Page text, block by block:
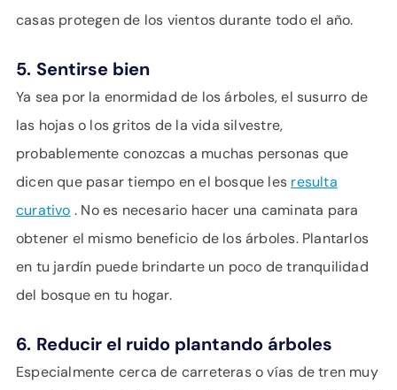
casas protegen de los vientos durante todo el año.
5. Sentirse bien
Ya sea por la enormidad de los árboles, el susurro de
las hojas o los gritos de la vida silvestre,
probablemente conozcas a muchas personas que
dicen que pasar tiempo en el bosque les resulta
curativo . No es necesario hacer una caminata para
obtener el mismo beneficio de los árboles. Plantarlos
en tu jardín puede brindarte un poco de tranquilidad
del bosque en tu hogar.
6. Reducir el ruido plantando árboles
Especialmente cerca de carreteras o vías de tren muy